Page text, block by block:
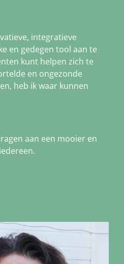
integratieve
en gedegen tool aan te
kunt helpen zich te
en ongezonde
heb ik waar kunnen
aan een mooier en